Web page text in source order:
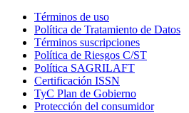
Términos de uso
in
new
window
Política de Tratamiento de Datos
Términos suscripciones
in
Política de Riesgos C/ST
Política SAGRILAFT
new
window
Certificación ISSN
in
new
TyC Plan de Gobierno
in
Protección del consumidorOpens